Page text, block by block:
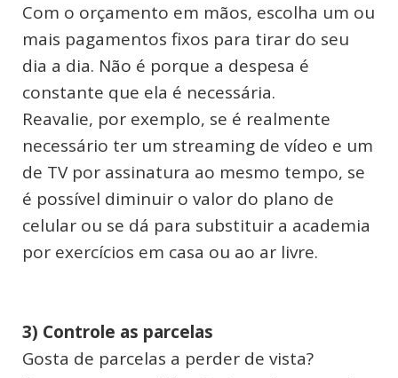
Com o orçamento em mãos, escolha um ou
mais pagamentos fixos para tirar do seu
dia a dia. Não é porque a despesa é
constante que ela é necessária.
Reavalie, por exemplo, se é realmente
necessário ter um streaming de vídeo e um
de TV por assinatura ao mesmo tempo, se
é possível diminuir o valor do plano de
celular ou se dá para substituir a academia
por exercícios em casa ou ao ar livre.
3) Controle as parcelas
Gosta de parcelas a perder de vista?